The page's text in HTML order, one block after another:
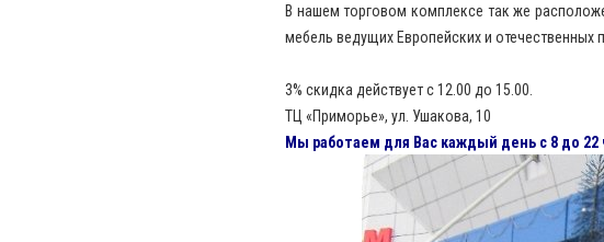
В нашем торговом комплексе так же
мебель ведущих Европейских и отечественных
3% скидка действует с 12.00 до 15.00.
ТЦ «Приморье», ул. Ушакова, 10
Мы работаем для Вас каждый день с 8 до 22